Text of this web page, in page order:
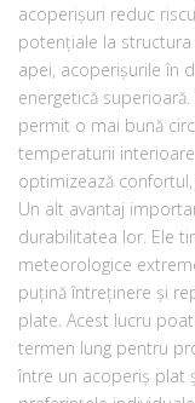
acoperișuri reduc
potențiale la structura
apei, acoperișurile în
energetică
permit o mai bună
temperaturii
optimizează
Un alt avantaj
durabilitatea lor. Ele
meteorologice
puțină întreținere și
plate. Acest lucru
termen lung pentru
între un acoperiș plat